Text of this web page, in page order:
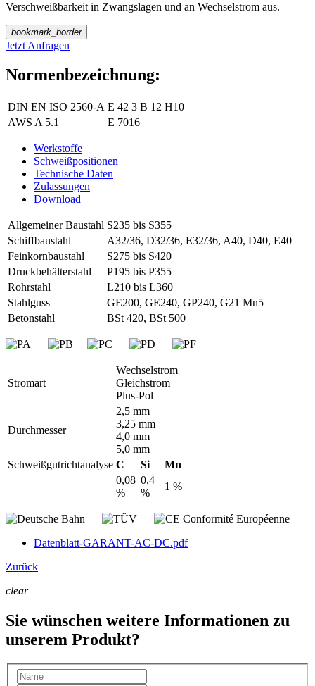
Verschweißbarkeit in Zwangslagen und an Wechselstrom aus.
bookmark_border
Jetzt Anfragen
Normenbezeichnung:
DIN EN ISO 2560-A E 42 3 B 12 H10
AWS A 5.1
E 7016
Werkstoffe
Schweißpositionen
Technische Daten
Zulassungen
Download
Allgemeiner Baustahl S235 bis S355
Schiffbaustahl
A32/36, D32/36, E32/36, A40, D40, E40
Feinkornbaustahl
S275 bis S420
Druckbehälterstahl
P195 bis P355
Rohrstahl
L210 bis L360
Stahlguss
GE200, GE240, GP240, G21 Mn5
Betonstahl
BSt 420, BSt 500
Stromart
Wechselstrom
Gleichstrom
Plus-Pol
Durchmesser
2,5 mm
3,25 mm
4,0 mm
5,0 mm
Schweißgutrichtanalyse C Si
Mn
0,08
%
0,4
%
1 %
Datenblatt-GARANT-AC-DC.pdf
Zurück
clear
Sie wünschen weitere Informationen zu
unserem Produkt?